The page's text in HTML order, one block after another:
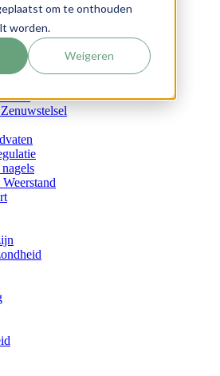
om te onthouden
worden.
Weigeren